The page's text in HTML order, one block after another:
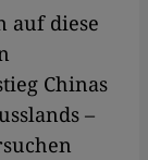
auf diese
Chinas
–